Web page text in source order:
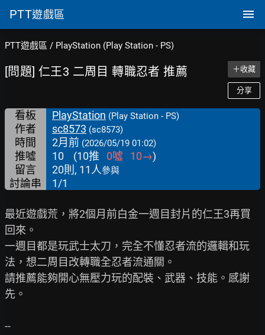
PTT遊戲區
PTT遊戲區 / PlayStation (Play Station - PS)
[問題] 仁王3 二周目 轉職忍者 推薦 ＋收藏
分享
看板 PlayStation (Play Station - PS)
作者 sc8573 (sc8573)
時間 2月前 (2026/05/19 01:02)
推噓 10 (10推 0噓 10→)
留言
20則, 11人參與
討論串 1/1
最近遊戲荒，將2個月前白金一週目封片的仁王3再買
回來。
一週目都是玩武士太刀，完全不懂忍者流的邏輯和玩
法，想二周目改轉職全忍者流通關。
請推薦能夠開心無壓力玩的配裝、武器、技能。感謝
先。